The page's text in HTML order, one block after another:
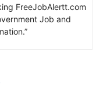
FreeJobAlertt.com
Job and